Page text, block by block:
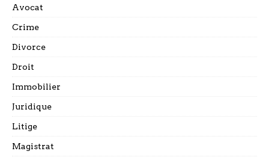
Avocat
Crime
Divorce
Droit
Immobilier
Juridique
Litige
Magistrat